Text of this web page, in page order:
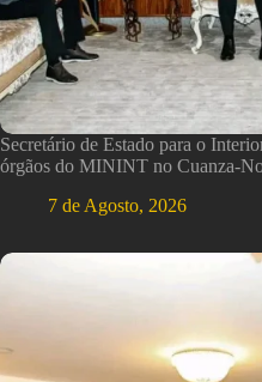
Secretário de Estado para o
órgãos do MININT no Cuanza-
7 de Agosto, 2026